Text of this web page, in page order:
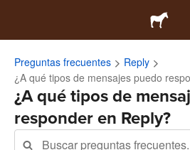
Preguntas frecuentes
Reply
¿A qué tipos de mensajes puedo
¿A qué tipos de
responder en Reply?